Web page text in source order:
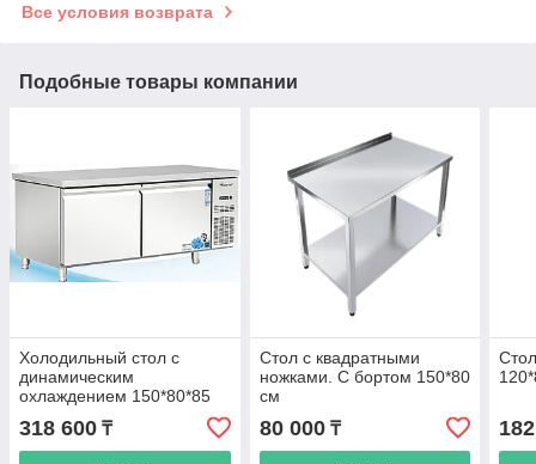
Все условия возврата
Подобные товары компании
Холодильный стол с
динамическим
охлаждением 150*80*85
TFB-1580R
318 600 ₸
Стол с квадратными
ножками. С бортом 150*80
см
80 000₸